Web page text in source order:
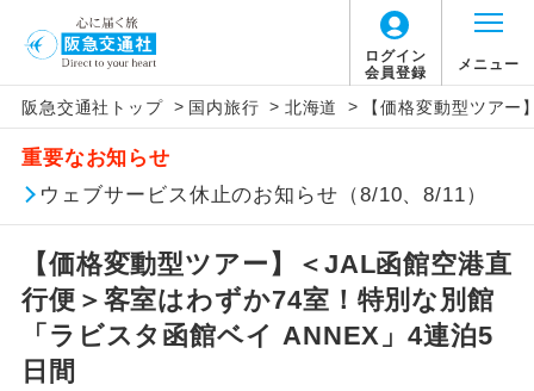
ログイン
会員登録
メニュー
阪急交通社トップ > 国内旅行 > 北海道 > 【価格変動型ツア
重要なお知らせ
ウェブサービス休止のお知らせ（8/10、8/11）
【価格変動型ツアー】＜JAL函館空港直
行便＞客室はわずか74室！特別な別館
「ラビスタ函館ベイ ANNEX」4連泊5
日間
アイコン 説明
添乗員同行
往路出発空港（駅）から復路到着空港
（駅）まで同行します。
現地添乗員同
行
現地到着空港（駅）から最終日出発空港
（駅）まで添乗員が同行します。
バスガイド乗
務
バスガイドが乗務し、車内での観光案内
「価格変動型ツアー」に関するご案内
価格変動型ツアーとは
賃」を利用したツアーです。
お申し込み時期・ご利用便の空席状況に
よって料金が変動いたします。